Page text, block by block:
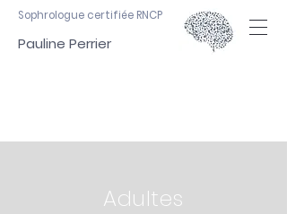
Sophrologue certifiée RNCP
Pauline Perrier
Adultes